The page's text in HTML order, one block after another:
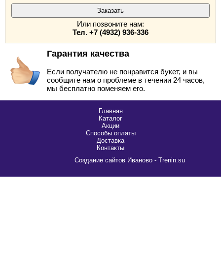
Или позвоните нам:
Тел. +7 (4932) 936-336
Гарантия качества
Если получателю не понравится букет, и вы
сообщите нам о проблеме в течении 24 часов,
мы бесплатно поменяем его.
Главная
Каталог
Акции
Способы оплаты
Доставка
Контакты
Cоздание сайтов Иваново - Trenin.su